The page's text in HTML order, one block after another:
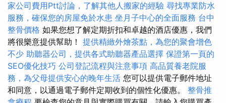
家公司費用Ptt討論，了解其他人搬家的經驗 尋找專業防水
服務，確保您的房屋免於水患 坐月子中心的全面服務 台中
整骨價格 如果您想了解定期折扣和卓越的酒店優惠，我們
將很樂意提供幫助！ 提供精緻外燴茶點，為您的聚會增色
不少 助聽器公司，提供各式助聽器產品選擇 保證第一頁的
SEO優化技巧 公司登記流程與注意事項 高品質養老院服
務，為父母提供安心的晚年生活 您可以提供電子郵件地址
和同意，以通過電子郵件定期收到的個性化優惠。 整骨推